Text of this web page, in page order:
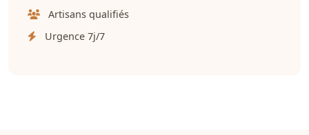
Artisans qualifiés
Urgence 7j/7